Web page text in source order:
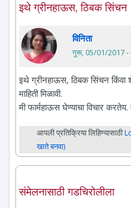
इथे ग्रीनहाऊस, ठिबक सिंचन
विनिता
गुरू, 05/01/2017 -
इथे ग्रीनहाऊस, ठिबक सिंचन किंवा
माहिती मिळावी.
मी फार्महाऊस घेण्याचा विचार
आपली प्रतिक्रिया लिहिण्यासाठी
खाते बनवा)
संमेलनासाठी गडचिरोलीला